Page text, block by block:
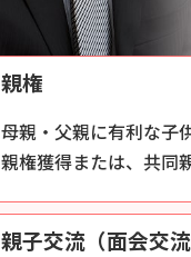
親権
母親・父親に有利な子
親権獲得または、共同
親子交流（面会交流